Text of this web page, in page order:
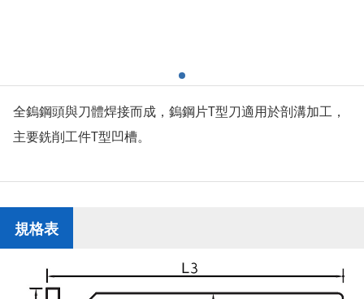
全鎢鋼頭與刀體焊接而成，鎢鋼片T型刀適用於剖溝加工，
主要銑削工件T型凹槽。
規格表